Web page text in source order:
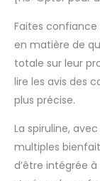
Novoma sont
Produit garanti
ET NOMADE.
glisse facilement
sac. Un
emporter partout
que ce soit au
salle de sport ou
Faites
en matière de
totale sur leur
lire les avis des
plus précise.
La spiruline,
multiples
d’être intégrée